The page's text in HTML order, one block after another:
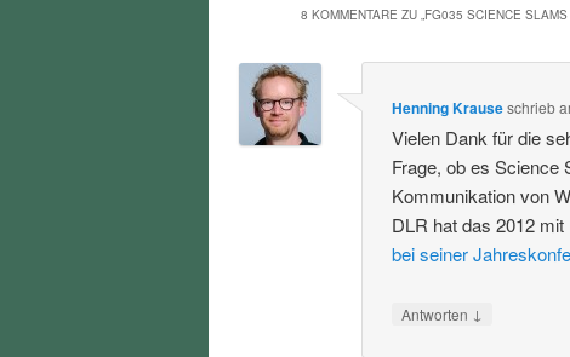
8 KOMMENTARE ZU „FG035 SCIENCE
Henning Krauseschrieb
Vielen Dank für die
Frage, ob es Science
Kommunikation von
DLR hat das 2012
bei seiner
Antworten ↓